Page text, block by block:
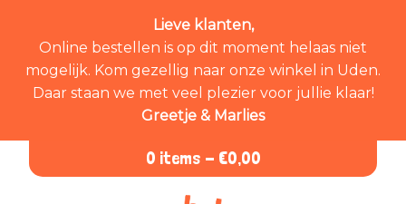
Lieve klanten,
Online bestellen is op dit moment helaas niet
mogelijk. Kom gezellig naar onze winkel in Uden.
Daar staan we met veel plezier voor jullie klaar!
Greetje & Marlies
0 items - €0,00